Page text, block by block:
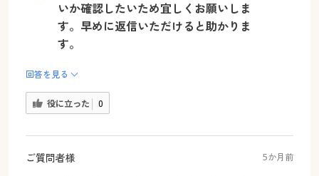
いか確認したいため宜しくお願いしま
す。早めに返信いただけると助かりま
す。
回答を見る
役に立った 0
ご質問者様 5か月前